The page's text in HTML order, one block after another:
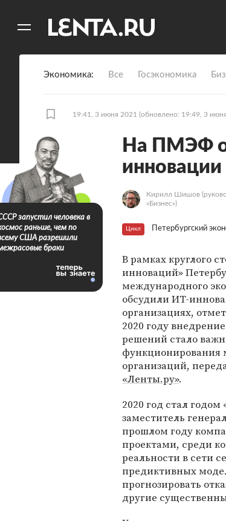
Экономика Все Госэкономика
19:41, 3 июня 2021 (обновлено: 19:49, 3
На ПМЭФ
инновации
Кирилл Шишов
«Бизнес»)
Цикл Петербургский
В рамках круглого
инноваций»
международного
обсудили ИТ-
организациях,
2020 году
решений стало
функционирования
организаций,
«Ленты.ру».
2020 год стал
заместитель
прошлом году
проектами, среди
реальности в сети
предиктивных
прогнозировать
другие
запустил человека в
раньше, чем по
США разрешили
браки